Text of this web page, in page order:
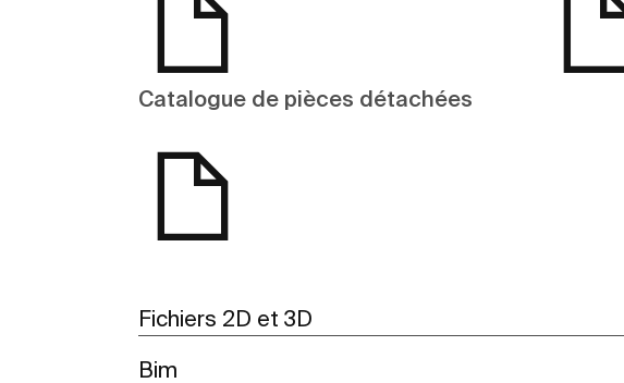
Catalogue de pièces détachées
Fichiers 2D et 3D
Bim